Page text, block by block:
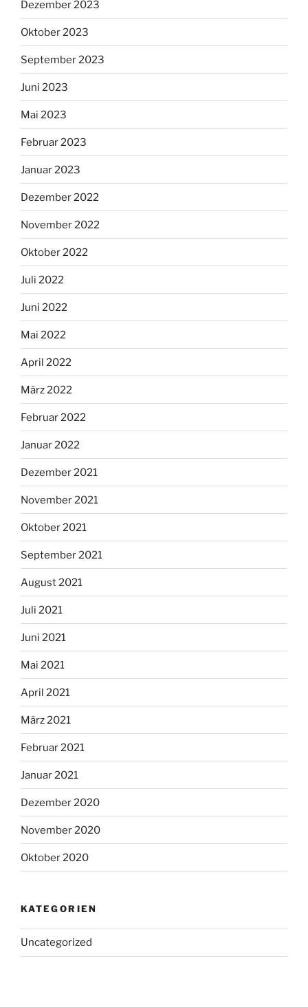
Dezember 2023
Oktober 2023
September 2023
Juni 2023
Mai 2023
Februar 2023
Januar 2023
Dezember 2022
November 2022
Oktober 2022
Juli 2022
Juni 2022
Mai 2022
April 2022
März 2022
Februar 2022
Januar 2022
Dezember 2021
November 2021
Oktober 2021
September 2021
August 2021
Juli 2021
Juni 2021
Mai 2021
April 2021
März 2021
Februar 2021
Januar 2021
Dezember 2020
November 2020
Oktober 2020
KATEGORIEN
Uncategorized